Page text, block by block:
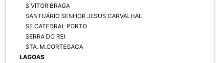
S VITOR BRAGA
SANTUÁRIO SENHOR JESUS CARVALHAL
SE CATEDRAL PORTO
SERRA DO REI
STA. M.CORTEGACA
LAGOAS